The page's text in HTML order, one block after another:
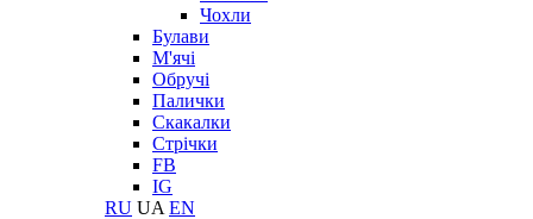
Чохли
Булави
М'ячі
Обручі
Палички
Скакалки
Стрічки
FB
IG
RU UA EN